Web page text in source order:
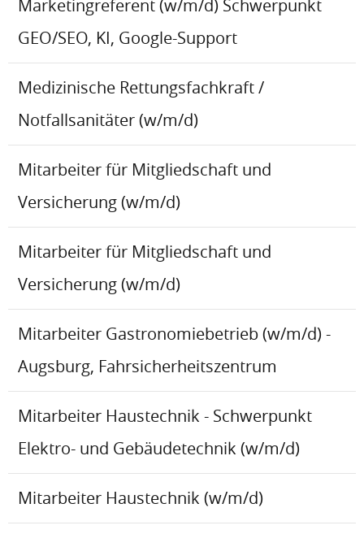
Marketingreferent (w/m/d) Schwerpunkt
GEO/SEO, KI, Google-Support
Medizinische Rettungsfachkraft /
Notfallsanitäter (w/m/d)
Mitarbeiter für Mitgliedschaft und
Versicherung (w/m/d)
Mitarbeiter für Mitgliedschaft und
Versicherung (w/m/d)
Mitarbeiter Gastronomiebetrieb (w/m/d) -
Augsburg, Fahrsicherheitszentrum
Mitarbeiter Haustechnik - Schwerpunkt
Elektro- und Gebäudetechnik (w/m/d)
Mitarbeiter Haustechnik (w/m/d)